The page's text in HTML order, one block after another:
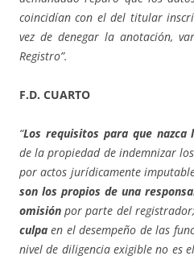
coincidían con el del titular
vez de denegar la anotación,
Registro”.
F.D. CUARTO
“Los requisitos para que
de la propiedad de indemnizar
por actos jurídicamente
son los propios de una
omisiónpor parte del
culpa en el desempeño de las
nivel de diligencia exigible no es